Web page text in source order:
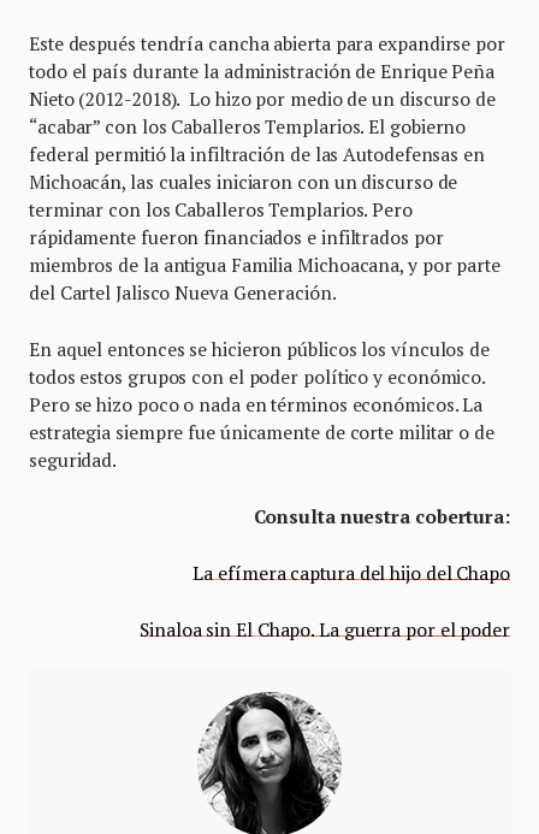
Este después tendría cancha abierta para expandirse por
todo el país durante la administración de Enrique Peña
Nieto (2012-2018). Lo hizo por medio de un discurso de
“acabar” con los Caballeros Templarios. El gobierno
federal permitió la infiltración de las Autodefensas en
Michoacán, las cuales iniciaron con un discurso de
terminar con los Caballeros Templarios. Pero
rápidamente fueron financiados e infiltrados por
miembros de la antigua Familia Michoacana, y por parte
del Cartel Jalisco Nueva Generación.
En aquel entonces se hicieron públicos los vínculos de
todos estos grupos con el poder político y económico.
Pero se hizo poco o nada en términos económicos. La
estrategia siempre fue únicamente de corte militar o de
seguridad.
Consulta nuestra cobertura:
La efímera captura del hijo del Chapo
Sinaloa sin El Chapo. La guerra por el poder